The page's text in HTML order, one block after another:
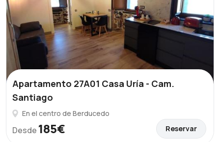
Apartamento 27A01 Casa Uría - Cam.
Santiago
En el centro de Berducedo
Desde 185€ Reservar